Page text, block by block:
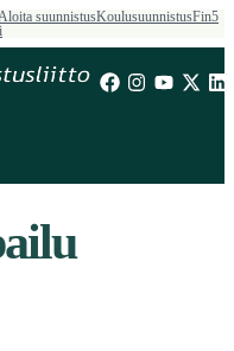
suunnistusKoulusuunnistusFin5